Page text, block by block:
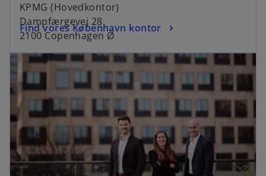
KPMG (Hovedkontor)
Dampfærgevej 28
2100 Copenhagen Ø
Find vores København kontor